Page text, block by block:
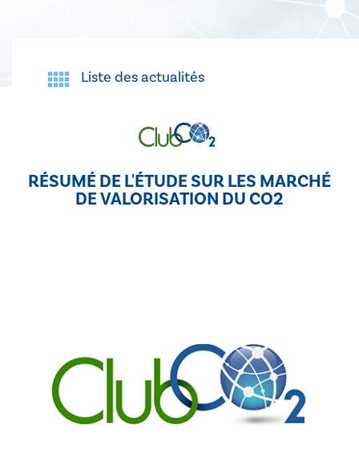
Liste des actualités
RÉSUMÉ DE L'ÉTUDE SUR LES MARCHÉ
DE VALORISATION DU CO2